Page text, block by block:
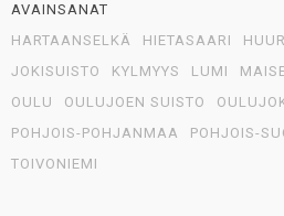
AVAINSANAT
HARTAANSELKÄ
HIETASAARI
JOKISUISTO
KYLMYYS LUMI
OULU
OULUJOEN SUISTO
POHJOIS-POHJANMAA
POHJOIS-
TOIVONIEMI